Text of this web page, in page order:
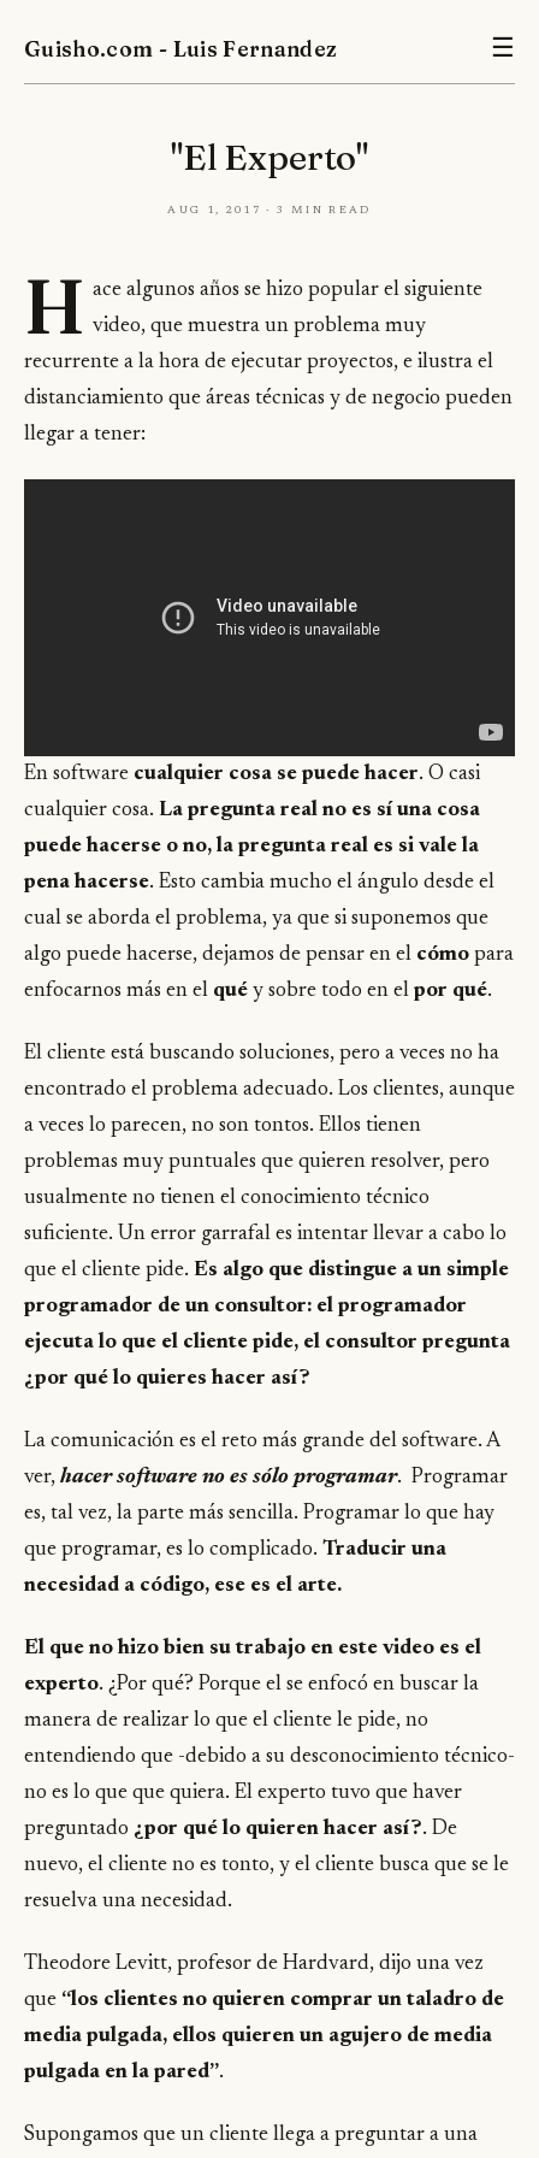
Guisho.com - Luis Fernandez ☰
"El Experto"
Aug 1, 2017 · 3 min read
H ace algunos años se hizo popular el siguiente
video, que muestra un problema muy
recurrente a la hora de ejecutar proyectos, e ilustra el
distanciamiento que áreas técnicas y de negocio pueden
llegar a tener:
En software cualquier cosa se puede hacer. O casi
cualquier cosa. La pregunta real no es sí una cosa
puede hacerse o no, la pregunta real es si vale la
pena hacerse. Esto cambia mucho el ángulo desde el
cual se aborda el problema, ya que si suponemos que
algo puede hacerse, dejamos de pensar en el cómo para
enfocarnos más en el qué y sobre todo en el por qué.
El cliente está buscando soluciones, pero a veces no ha
encontrado el problema adecuado. Los clientes, aunque
a veces lo parecen, no son tontos. Ellos tienen
problemas muy puntuales que quieren resolver, pero
usualmente no tienen el conocimiento técnico
suficiente. Un error garrafal es intentar llevar a cabo lo
que el cliente pide. Es algo que distingue a un simple
programador de un consultor: el programador
ejecuta lo que el cliente pide, el consultor pregunta
¿por qué lo quieres hacer así?
La comunicación es el reto más grande del software. A
ver, hacer software no es sólo programar. Programar
es, tal vez, la parte más sencilla. Programar lo que hay
que programar, es lo complicado. Traducir una
necesidad a código, ese es el arte.
El que no hizo bien su trabajo en este video es el
experto. ¿Por qué? Porque el se enfocó en buscar la
manera de realizar lo que el cliente le pide, no
entendiendo que -debido a su desconocimiento técnico-
no es lo que que quiera. El experto tuvo que haver
preguntado ¿por qué lo quieren hacer así?. De
nuevo, el cliente no es tonto, y el cliente busca que se le
resuelva una necesidad.
Theodore Levitt, profesor de Hardvard, dijo una vez
que “los clientes no quieren comprar un taladro de
media pulgada, ellos quieren un agujero de media
pulgada en la pared”.
Supongamos que un cliente llega a preguntar a una